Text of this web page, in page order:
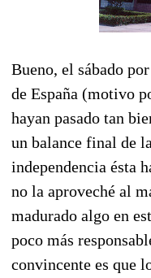
Bueno, el sábado
de España (motivo
hayan pasado tan
un balance final de
independencia ésta
no la aproveché al
madurado algo en
poco más
convincente es que